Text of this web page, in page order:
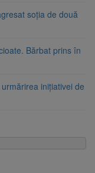
soția de două
Bărbat prins în
inițiativei de